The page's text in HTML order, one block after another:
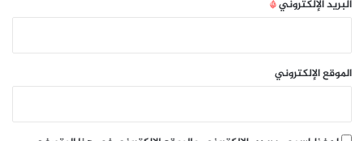
البريد الإلكتروني*
الموقع الإلكتروني